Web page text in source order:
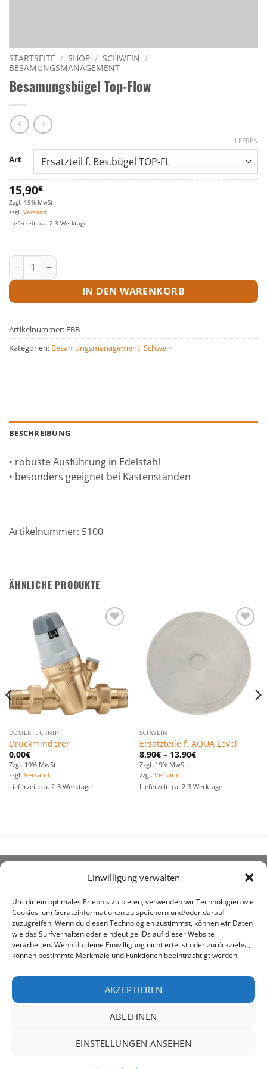
Einwilligung verwalten
Um dir ein optimales Erlebnis zu bieten, verwenden wir Technologien wie
Cookies, um Geräteinformationen zu speichern und/oder darauf
zuzugreifen. Wenn du diesen Technologien zustimmst, können wir Daten
wie das Surfverhalten oder eindeutige IDs auf dieser Website
verarbeiten. Wenn du deine Einwilligung nicht erteilst oder zurückziehst,
können bestimmte Merkmale und Funktionen beeinträchtigt werden.
AKZEPTIEREN
ABLEHNEN
EINSTELLUNGEN ANSEHEN
STARTSEITE / SHOP / SCHWEIN /
BESAMUNGSMANAGEMENT
Besamungsbügel Top-Flow
Art
LEEREN
15,90€
Zzgl. 19% MwSt.
zzgl. Versand
Lieferzeit: ca. 2-3 Werktage
Besamungsbügel Top-Flow Menge
IN DEN WARENKORB
Artikelnummer: EBB
Kategorien: Besamungsmanagement,Schwein
BESCHREIBUNG
• robuste Ausführung in Edelstahl
• besonders geeignet bei Kastenständen
Artikelnummer: 5100
ÄHNLICHE PRODUKTE
DOSIERTECHNIK
Druckminderer
0,00€
Zzgl. 19% MwSt.
zzgl. Versand
Lieferzeit: ca. 2-3 Werktage
Zu den
Favoriten
hinzufügen
SCHWEIN
Ersatzteile f. AQUA Level
8,90€– 13,90€
Zzgl. 19% MwSt.
zzgl. Versand
Lieferzeit: ca. 2-3 Werktage
um den Kauf landwirtschaftlicher Bedarfsartikel geht.